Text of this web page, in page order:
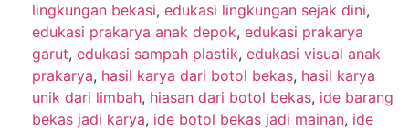
lingkungan bekasi, edukasi lingkungan sejak dini,
edukasi prakarya anak depok, edukasi prakarya
garut, edukasi sampah plastik, edukasi visual anak
prakarya, hasil karya dari botol bekas, hasil karya
unik dari limbah, hiasan dari botol bekas, ide barang
bekas jadi karya, ide botol bekas jadi mainan, ide